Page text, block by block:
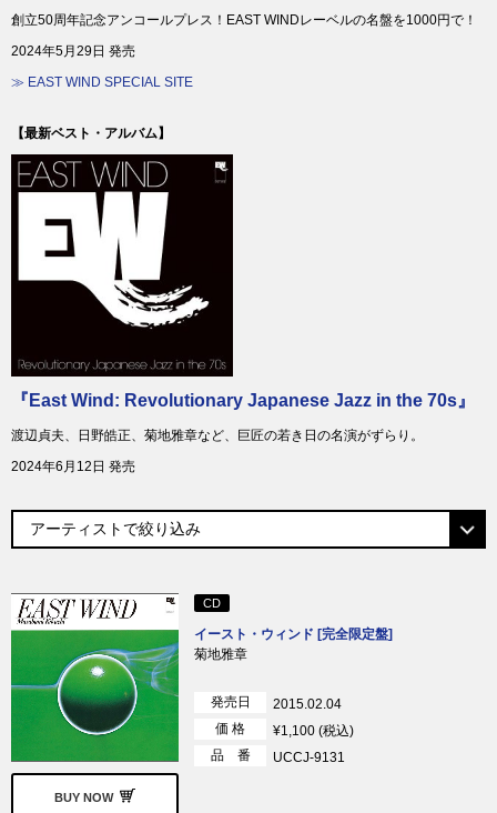
創立50周年記念アンコールプレス！EAST WINDレーベルの名盤を1000円で！
2024年5月29日 発売
≫ EAST WIND SPECIAL SITE
【最新ベスト・アルバム】
『East Wind: Revolutionary Japanese Jazz in the 70s』
渡辺貞夫、日野皓正、菊地雅章など、巨匠の若き日の名演がずらり。
2024年6月12日 発売
BUY NOW
CD
イースト・ウィンド [完全限定盤]
菊地雅章
発売日
2015.02.04
価 格
¥1,100 (税込)
品 番
UCCJ-9131